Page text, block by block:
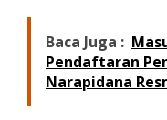
Baca Juga :
Pendaftaran
Narapidana